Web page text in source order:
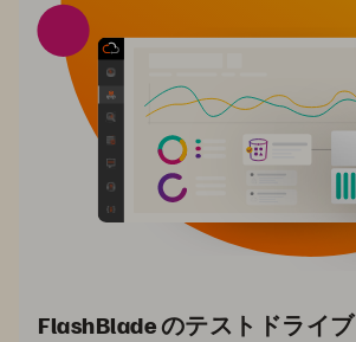
FlashBlade のテストドライブ